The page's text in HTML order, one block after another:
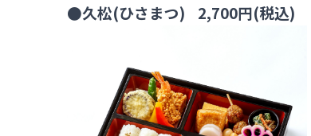
●久松(ひさまつ) 2,700円(税込)